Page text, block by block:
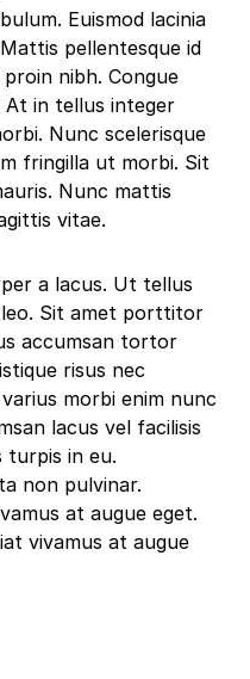
Euismod lacinia
pellentesque id
nibh. Congue
At in tellus integer
Nunc scelerisque
fringilla ut morbi. Sit
Nunc mattis
vitae.
a lacus. Ut tellus
Sit amet porttitor
accumsan tortor
risus nec
morbi enim nunc
lacus vel facilisis
turpis in eu.
non pulvinar.
at augue eget.
vivamus at augue